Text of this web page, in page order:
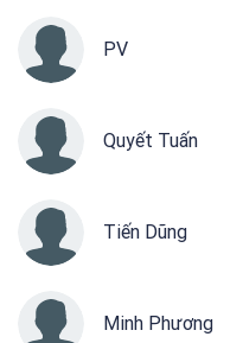
PV
Quyết Tuấn
Tiến Dũng
Minh Phương